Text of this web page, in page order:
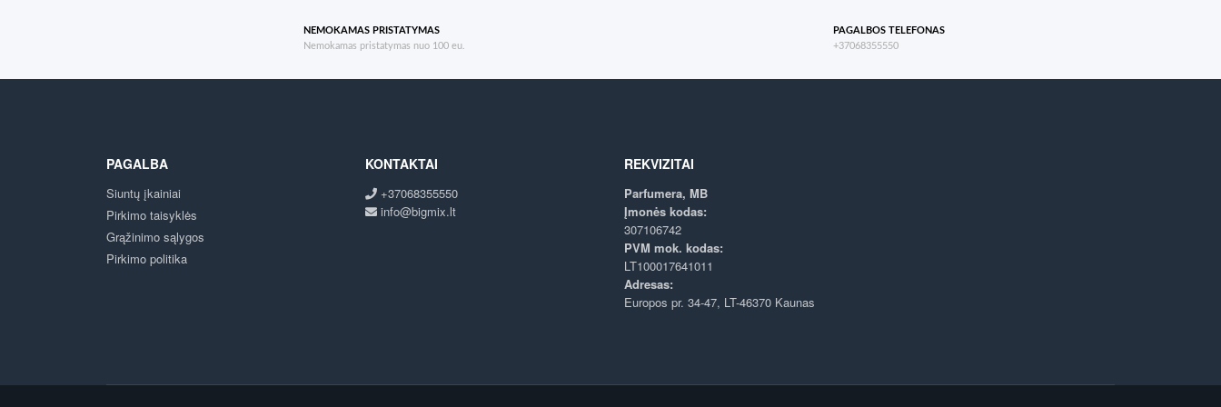
NEMOKAMAS PRISTATYMAS
Nemokamas pristatymas nuo 100 eu.
PAGALBOS TELEFONAS
+37068355550
PAGALBA
Siuntų įkainiai
Pirkimo taisyklės
Grąžinimo sąlygos
Pirkimo politika
KONTAKTAI
+37068355550
info@bigmix.lt
REKVIZITAI
Parfumera, MB
Įmonės kodas:
307106742
PVM mok. kodas:
LT100017641011
Adresas:
Europos pr. 34-47, LT-46370 Kaunas